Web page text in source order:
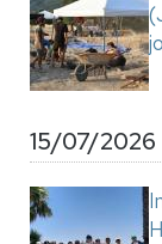
15/07/2026